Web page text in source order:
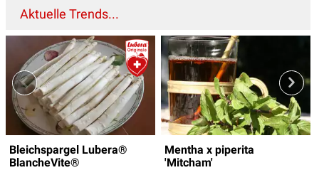
Aktuelle Trends...
Bleichspargel Lubera®
BlancheVite®
Mentha x piperita
'Mitcham'